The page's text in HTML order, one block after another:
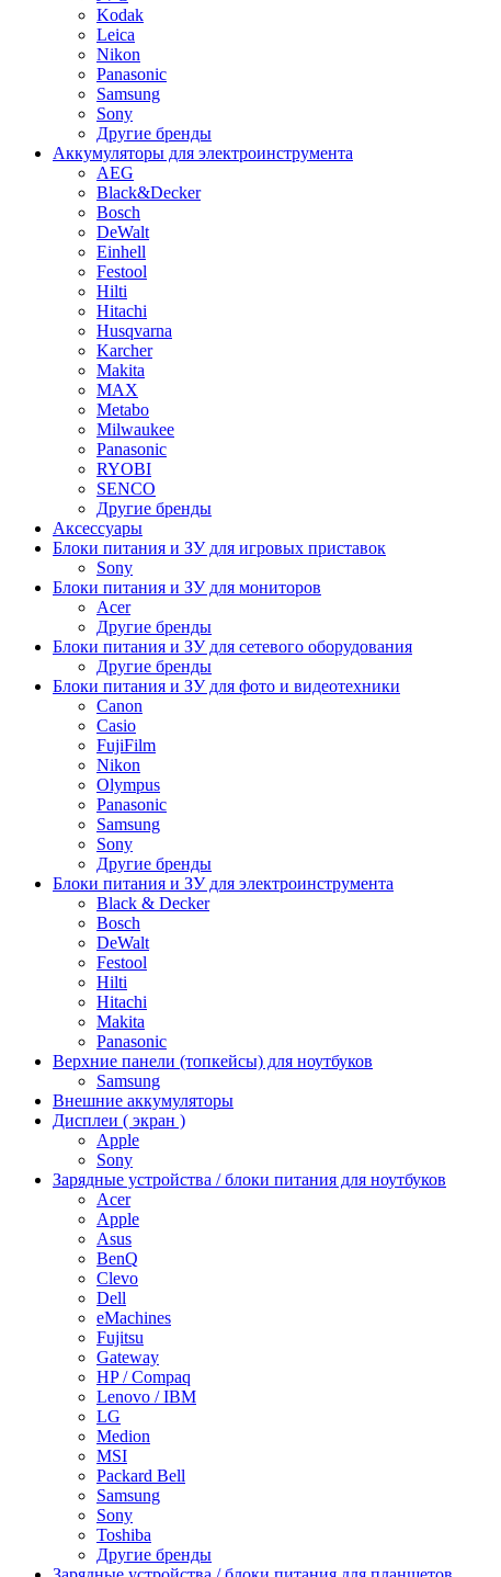
Kodak
Leica
Nikon
Panasonic
Samsung
Sony
Другие бренды
Аккумуляторы для электроинструмента
AEG
Black&Decker
Bosch
DeWalt
Einhell
Festool
Hilti
Hitachi
Husqvarna
Karcher
Makita
MAX
Metabo
Milwaukee
Panasonic
RYOBI
SENCO
Другие бренды
Аксессуары
Блоки питания и ЗУ для игровых приставок
Sony
Блоки питания и ЗУ для мониторов
Acer
Другие бренды
Блоки питания и ЗУ для сетевого оборудования
Другие бренды
Блоки питания и ЗУ для фото и видеотехники
Canon
Casio
FujiFilm
Nikon
Olympus
Panasonic
Samsung
Sony
Другие бренды
Блоки питания и ЗУ для электроинструмента
Black & Decker
Bosch
DeWalt
Festool
Hilti
Hitachi
Makita
Panasonic
Верхние панели (топкейсы) для ноутбуков
Samsung
Внешние аккумуляторы
Дисплеи ( экран )
Apple
Sony
Зарядные устройства / блоки питания для ноутбуков
Acer
Apple
Asus
BenQ
Clevo
Dell
eMachines
Fujitsu
Gateway
HP / Compaq
Lenovo / IBM
LG
Medion
MSI
Packard Bell
Samsung
Sony
Toshiba
Другие бренды